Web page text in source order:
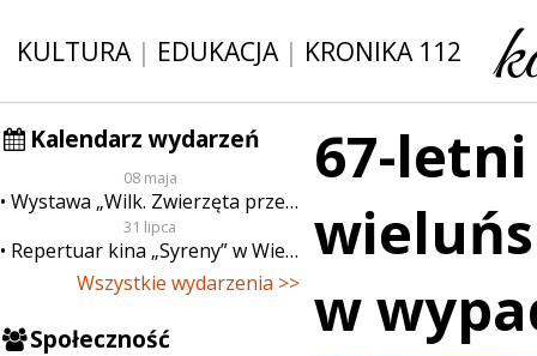
KULTURA| EDUKACJA| KRONIKA 112
Kalendarz wydarzeń
08 maja
Wystawa „Wilk. Zwierzęta przeklęte”
31 lipca
Repertuar kina „Syreny” w Wieluniu w dn. od 31 lipca do 6 sierpnia
Wszystkie wydarzenia >>
Społeczność
67-
w